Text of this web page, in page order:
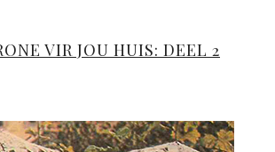
VIR JOU HUIS: DEEL 2